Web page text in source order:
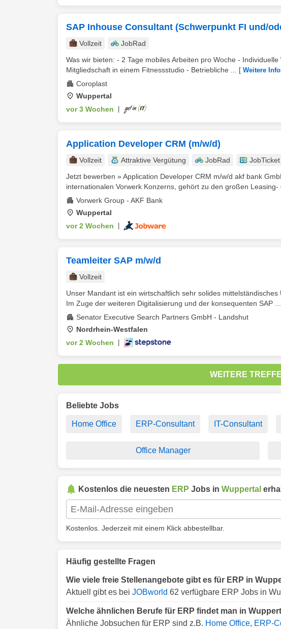
SAP Inhouse Consultant (Schwerpunkt FI und/
Vollzeit
JobRad
Was wir bieten: - 2 Tage mobiles Arbeiten pro Woche -
Mitgliedschaft in einem Fitnessstudio - Betriebliche ...
[ Weitere
Coroplast
Wuppertal
vor 3 Wochen
Application Developer CRM (m/w/d)
Vollzeit Attraktive Vergütung JobRad JobTicket
Jetzt bewerben » Application Developer CRM m/w/d akf bank
internationalen Vorwerk Konzerns, gehört zu den großen Leasing-
Vorwerk Group - AKF Bank
Wuppertal
vor 2 Wochen
Teamleiter SAP m/w/d
Vollzeit
Unser Mandant ist ein wirtschaftlich sehr solides
Im Zuge der weiteren Digitalisierung und der konsequenten SAP ...
Senator Executive Search Partners GmbH - Landshut
Nordrhein-Westfalen
vor 2 Wochen
WEITERE
Beliebte Jobs
Home Office ERP-Consultant IT-Consultant
Office Manager
Kostenlos die neuesten ERP Jobs in Wuppertal
Kostenlos. Jederzeit mit einem Klick abbestellbar.
Häufig gestellte Fragen
Wie viele freie Stellenangebote gibt es für ERP in
Aktuell gibt es bei JOBworld 62 verfügbare ERP Jobs in
Welche ähnlichen Berufe für ERP findet man in
Ähnliche Jobsuchen für ERP sind z.B. Home Office, ERP-